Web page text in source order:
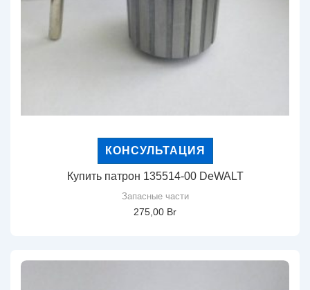
КОНСУЛЬТАЦИЯ
Купить патрон 135514-00 DeWALT
Запасные части
275,00 Br